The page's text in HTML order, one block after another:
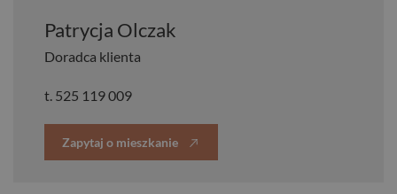
Patrycja Olczak
Doradca klienta
t. 525 119 009
Zapytaj o mieszkanie